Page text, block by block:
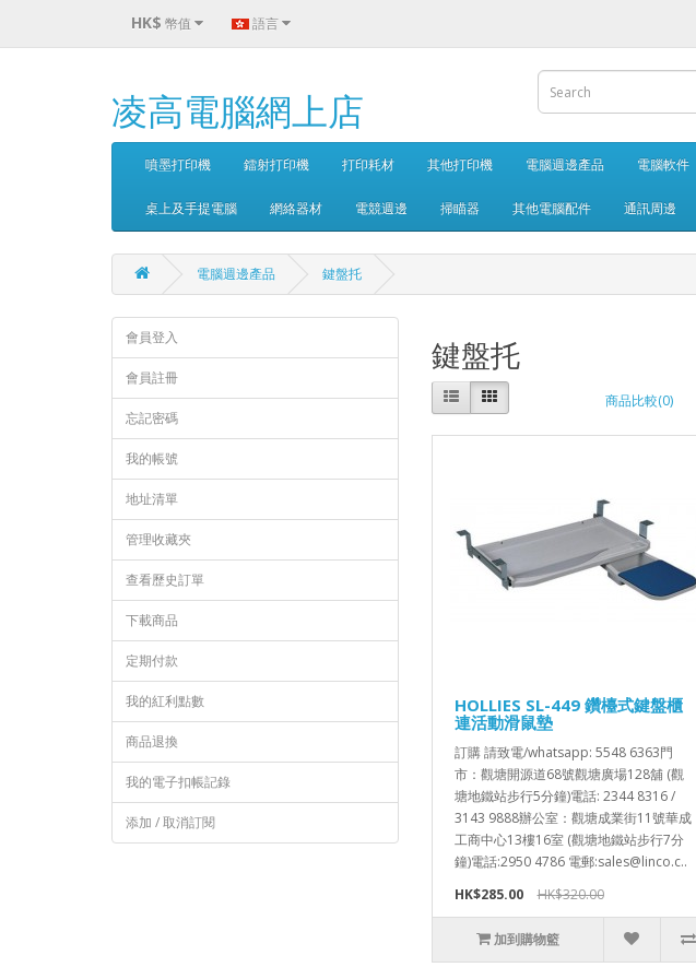
HK$ 幣值 語言
凌高電腦網上店
噴墨打印機 鐳射打印機 打印耗材 其他打印機 電腦週邊產品 電腦軟件
桌上及手提電腦 網絡器材 電競週邊 掃瞄器 其他電腦配件 通訊周邊
電腦週邊產品 鍵盤托
會員登入
會員註冊
忘記密碼
我的帳號
地址清單
管理收藏夾
查看歷史訂單
下載商品
定期付款
我的紅利點數
商品退換
我的電子扣帳記錄
添加 / 取消訂閱
鍵盤托
商品比較(0)
HOLLIES SL-449 鑽檯式鍵盤櫃
連活動滑鼠墊
訂購 請致電/whatsapp: 5548 6363門
市：觀塘開源道68號觀塘廣場128舖 (觀
塘地鐵站步行5分鐘)電話: 2344 8316 /
3143 9888辦公室：觀塘成業街11號華成
工商中心13樓16室 (觀塘地鐵站步行7分
鐘)電話:2950 4786 電郵:sales@linco.c..
HK$285.00
HK$320.00
加到購物籃